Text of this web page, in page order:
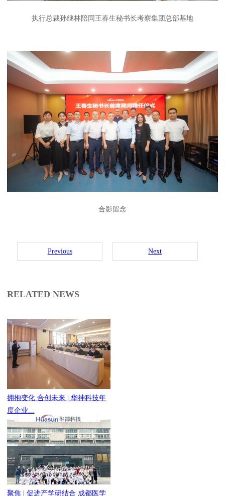
执行总裁孙继林陪同王春生秘书长考察集团总部基地
合影留念
Previous Next
RELATED NEWS
拥抱变化 合创未来 | 华神科技年
度企业...
聚焦 | 促进产学研结合 成都医学